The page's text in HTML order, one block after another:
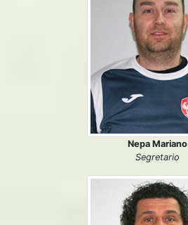
Nepa Mariano
Segretario